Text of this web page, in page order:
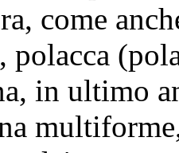
come
polacca
in ultimo